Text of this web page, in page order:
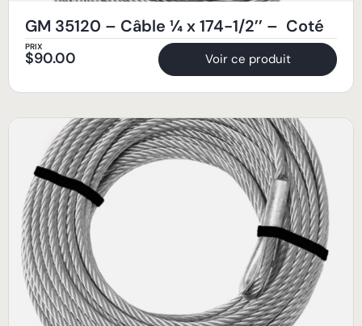
GM 35120 – Câble ¼ x 174-1/2’’ – Coté
PRIX
$90.00 Voir ce produit